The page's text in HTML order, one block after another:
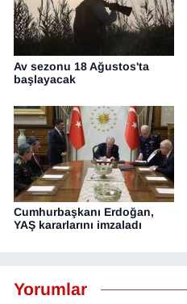
Av sezonu 18 Ağustos'ta
başlayacak
Cumhurbaşkanı Erdoğan,
YAŞ kararlarını imzaladı
Yorumlar